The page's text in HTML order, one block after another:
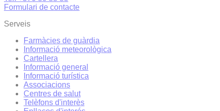
Formulari de contacte
Serveis
Farmàcies de guàrdia
Informació meteorològica
Cartellera
Informació general
Informació turística
Associacions
Centres de salut
Telèfons d'interès